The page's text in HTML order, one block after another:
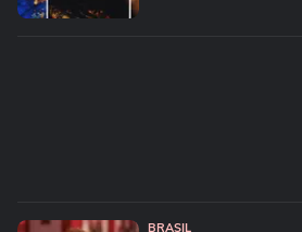
BRASIL